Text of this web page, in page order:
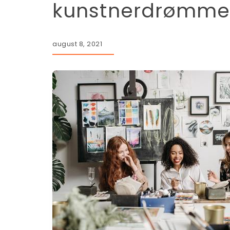
kunstnerdrømme
august 8, 2021